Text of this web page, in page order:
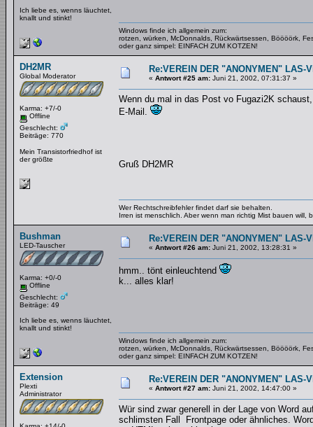
Ich liebe es, wenns läuchtet,
knallt und stinkt!
Windows finde ich allgemein zum:
rotzen, würken, McDonnalds, Rückwärtsessen, Böööörk,
oder ganz simpel: EINFACH ZUM KOTZEN!
DH2MR
Global Moderator
Karma: +7/-0
Offline
Geschlecht:
Beiträge: 770
Mein Transistorfriedhof ist
der größte
Re:VEREIN DER "ANONYMEN" LAS-
« Antwort #25 am: Juni 21, 2002, 07:31:37 »
Wenn du mal in das Post vo Fugazi2K
E-Mail.
Gruß DH2MR
Wer Rechtschreibfehler findet darf sie behalten.
Irren ist menschlich. Aber wenn man richtig Mist bauen will,
Bushman
LED-Tauscher
Karma: +0/-0
Offline
Geschlecht:
Beiträge: 49
Ich liebe es, wenns läuchtet,
knallt und stinkt!
Re:VEREIN DER "ANONYMEN" LAS-
« Antwort #26 am: Juni 21, 2002, 13:28:31 »
hmm.. tönt einleuchtend
k... alles klar!
Windows finde ich allgemein zum:
rotzen, würken, McDonnalds, Rückwärtsessen, Böööörk,
oder ganz simpel: EINFACH ZUM KOTZEN!
Extension
Plexti
Administrator
Re:VEREIN DER "ANONYMEN" LAS-
« Antwort #27 am: Juni 21, 2002, 14:47:00 »
Wür sind zwar generell in der Lage von Word
schlimsten Fall Frontpage oder ähnliches.